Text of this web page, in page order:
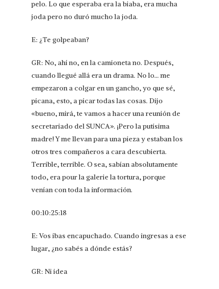
pelo. Lo que esperaba era la biaba, era mucha
joda pero no duró mucho la joda.
E: ¿Te golpeaban?
GR: No, ahí no, en la camioneta no. Después,
cuando llegué allá era un drama. No lo… me
empezaron a colgar en un gancho, yo que sé,
picana, esto, a picar todas las cosas. Dijo
«bueno, mirá, te vamos a hacer una reunión de
secretariado del SUNCA». ¡Pero la putísima
madre! Y me llevan para una pieza y estaban los
otros tres compañeros a cara descubierta.
Terrible, terrible. O sea, sabían absolutamente
todo, era pour la galerie la tortura, porque
venían con toda la información.
00:10:25:18
E: Vos ibas encapuchado. Cuando ingresas a ese
lugar, ¿no sabés a dónde estás?
GR: Ni idea